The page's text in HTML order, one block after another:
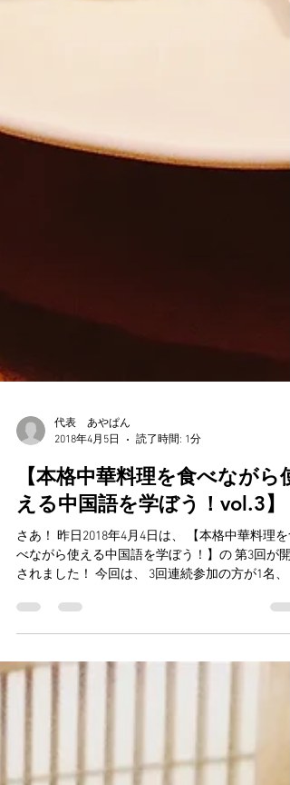
代表 あやぱん
2018年4月5日
読了時間: 1分
【本格中華料理を食べながら使
える中国語を学ぼう！vol.3】
さあ！ 昨日2018年4月4日は、 【本格中華料理を
べながら使える中国語を学ぼう！】の 第3回が開
宿泊のお客様、というメンバーでした。 まずは、
中華料理を...